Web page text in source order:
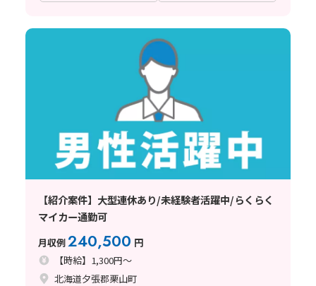
【紹介案件】大型連休あり/未経験者活躍中/らくらく
マイカー通勤可
月収例240,500 円
【時給】1,300円～
北海道夕張郡栗山町